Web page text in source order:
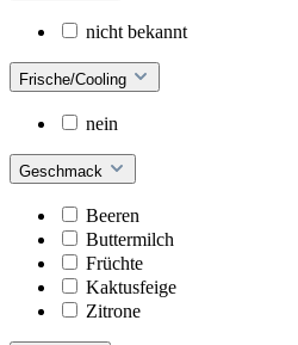
nicht bekannt
Frische/Cooling
nein
Geschmack
Beeren
Buttermilch
Früchte
Kaktusfeige
Zitrone